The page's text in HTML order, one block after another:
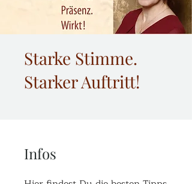
Starke Stimme.
Starker Auftritt!
Infos